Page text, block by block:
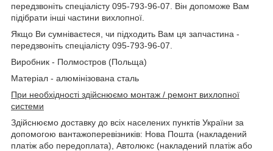
передзвоніть спеціалісту 095-793-96-07. Він допоможе Вам
підібрати інші частини вихлопної.
Якщо Ви сумніваєтеся, чи підходить Вам ця запчастина -
передзвоніть спеціалісту 095-793-96-07.
Виробник - Полмостров (Польща)
Матеріал - алюмінізована сталь
При необхідності здійснюємо монтаж / ремонт вихлопної
системи
Здійснюємо доставку до всіх населених пунктів України за
допомогою вантажоперевізників: Нова Пошта (накладений
платіж або передоплата), Автолюкс (накладений платіж або